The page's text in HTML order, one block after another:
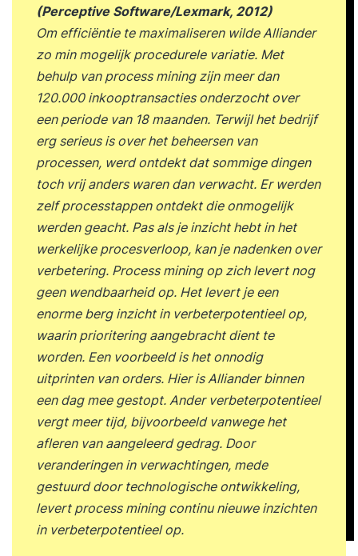
datakwaliteit; AI-projecten en implementatie;
ethiek, risico’s en governance; menselijke
samenwerking met AI; toekomstige
ontwikkelingen van AI. Door middel van
praktijkcases, demo’s en interactieve opdrachten
ervaar je hoe AI organisaties verandert en hoe je
AI verantwoord kunt toepassen binnen jouw
eigen werkcontext. Trainingsvorm De training
wordt verzorgd als een interactieve praktijkdag
met een ervaren AI-trainer.Je werkt in kleine
groepen aan realistische cases waarin AI-
toepassingen, data-vraagstukken en ethische
dilemma’s centraal staan. De training combineert:
Uitleg en demo’s Interactieve oefeningen Real-life
voorbeelden Reflectie en discussie AI-simulaties
Het doel is om theorie direct te vertalen naar
praktijk, zonder complexe wiskunde of
programmeerwerk. Doelgroep De AI voor
Business & Government training is geschikt voor
professionals die betrokken zijn bij
besluitvorming, beleid, innovatie, digitalisering of
AI-initiatieven. Denk aan: Managers en
teamleiders Directieleden en executives
Beleidsmakers en overheidsmedewerkers
Project- en programmamanagers Innovatie- en
(Perceptive Software/Lexmark, 2012)
Om efficiëntie te maximaliseren wilde Alliander
zo min mogelijk procedurele variatie. Met
behulp van process mining zijn meer dan
120.000 inkooptransacties onderzocht over
een periode van 18 maanden. Terwijl het bedrijf
erg serieus is over het beheersen van
processen, werd ontdekt dat sommige dingen
toch vrij anders waren dan verwacht. Er werden
zelf processtappen ontdekt die onmogelijk
werden geacht. Pas als je inzicht hebt in het
werkelijke procesverloop, kan je nadenken over
verbetering. Process mining op zich levert nog
geen wendbaarheid op. Het levert je een
enorme berg inzicht in verbeterpotentieel op,
waarin prioritering aangebracht dient te
worden. Een voorbeeld is het onnodig
uitprinten van orders. Hier is Alliander binnen
een dag mee gestopt. Ander verbeterpotentieel
vergt meer tijd, bijvoorbeeld vanwege het
afleren van aangeleerd gedrag. Door
veranderingen in verwachtingen, mede
gestuurd door technologische ontwikkeling,
levert process mining continu nieuwe inzichten
in verbeterpotentieel op.